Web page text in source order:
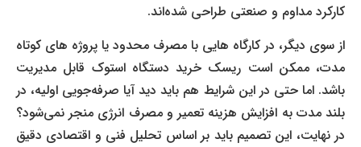
کارکرد مداوم و صنعتی طراحی شده‌اند.
از سوی دیگر، در کارگاه هایی با مصرف محدود یا پروژه های کوتاه
مدت، ممکن است ریسک خرید دستگاه استوک قابل مدیریت
باشد. اما حتی در این شرایط هم باید دید آیا صرفه‌جویی اولیه، در
بلند مدت به افزایش هزینه تعمیر و مصرف انرژی منجر نمی‌شود؟
در نهایت، این تصمیم باید بر اساس تحلیل فنی و اقتصادی دقیق